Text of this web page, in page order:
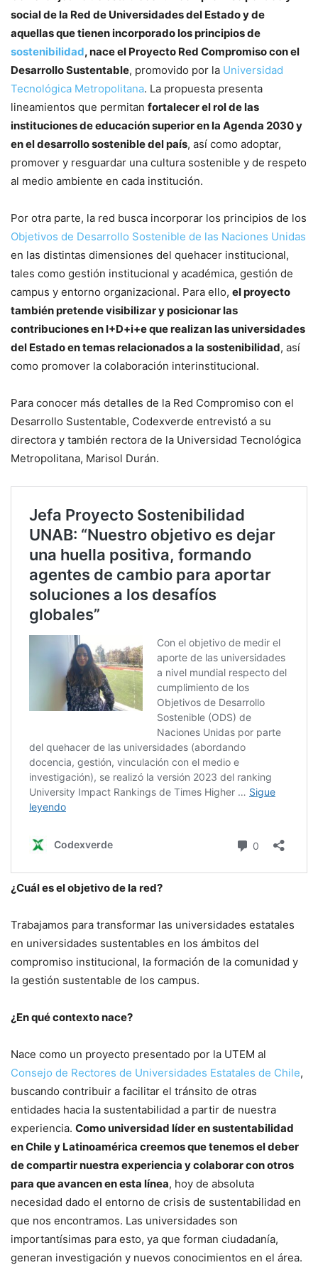
social de la Red de Universidades del Estado y de
aquellas que tienen incorporado los principios de
sostenibilidad, nace el Proyecto Red Compromiso con el
Desarrollo Sustentable, promovido por la Universidad
Tecnológica Metropolitana. La propuesta presenta
lineamientos que permitan fortalecer el rol de las
instituciones de educación superior en la Agenda 2030 y
en el desarrollo sostenible del país, así como adoptar,
promover y resguardar una cultura sostenible y de respeto
al medio ambiente en cada institución.
Por otra parte, la red busca incorporar los principios de los
Objetivos de Desarrollo Sostenible de las Naciones Unidas
en las distintas dimensiones del quehacer institucional,
tales como gestión institucional y académica, gestión de
campus y entorno organizacional. Para ello, el proyecto
también pretende visibilizar y posicionar las
contribuciones en I+D+i+e que realizan las universidades
del Estado en temas relacionados a la sostenibilidad, así
como promover la colaboración interinstitucional.
Para conocer más detalles de la Red Compromiso con el
Desarrollo Sustentable, Codexverde entrevistó a su
directora y también rectora de la Universidad Tecnológica
Metropolitana, Marisol Durán.
¿Cuál es el objetivo de la red?
Trabajamos para transformar las universidades estatales
en universidades sustentables en los ámbitos del
compromiso institucional, la formación de la comunidad y
la gestión sustentable de los campus.
¿En qué contexto nace?
Nace como un proyecto presentado por la UTEM al
Consejo de Rectores de Universidades Estatales de Chile,
buscando contribuir a facilitar el tránsito de otras
entidades hacia la sustentabilidad a partir de nuestra
experiencia. Como universidad líder en sustentabilidad
en Chile y Latinoamérica creemos que tenemos el deber
de compartir nuestra experiencia y colaborar con otros
para que avancen en esta línea, hoy de absoluta
necesidad dado el entorno de crisis de sustentabilidad en
que nos encontramos. Las universidades son
importantísimas para esto, ya que forman ciudadanía,
generan investigación y nuevos conocimientos en el área.